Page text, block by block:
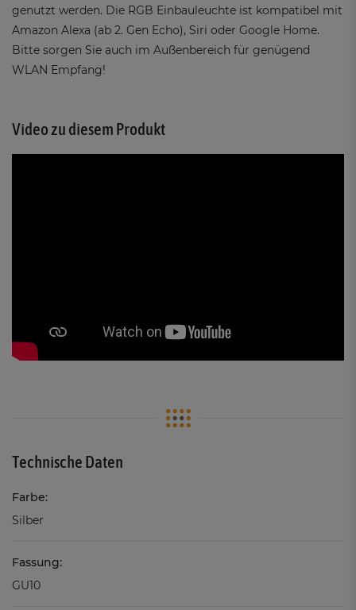
genutzt werden. Die RGB Einbauleuchte ist kompatibel mit
Amazon Alexa (ab 2. Gen Echo), Siri oder Google Home.
Bitte sorgen Sie auch im Außenbereich für genügend
WLAN Empfang!
Video zu diesem Produkt
Technische Daten
Farbe:
Silber
Fassung:
GU10